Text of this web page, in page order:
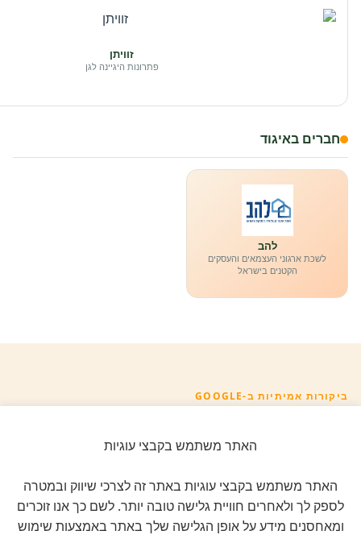
זוויתן
פתרונות היגיינה לגן
חברים באיגוד
להב
לשכת ארגוני העצמאים והעסקים
הקטנים בישראל
ביקורות אמיתיות ב-GOOGLE
לכל הביקורות ב-Google
האתר משתמש בקבצי עוגיות
האתר משתמש בקבצי עוגיות באתר זה לצרכי שיווק ובמטרה
לספק לך ולאחרים חוויית גלישה טובה יותר. לשם כך אנו זוכרים
ומאחסנים מידע על אופן הגלישה שלך באתר באמצעות שימוש